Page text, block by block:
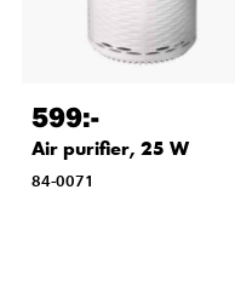
599:-
Air purifier, 25 W
84-0071